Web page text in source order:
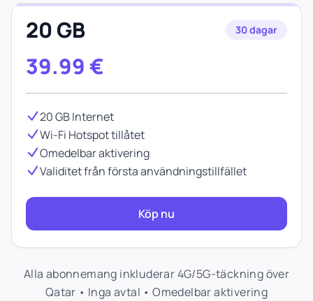
20 GB 30 dagar
39.99 €
20 GB Internet
Wi-Fi Hotspot tillåtet
Omedelbar aktivering
Validitet från första användningstillfället
Köp nu
Alla abonnemang inkluderar 4G/5G-täckning över
Qatar • Inga avtal • Omedelbar aktivering